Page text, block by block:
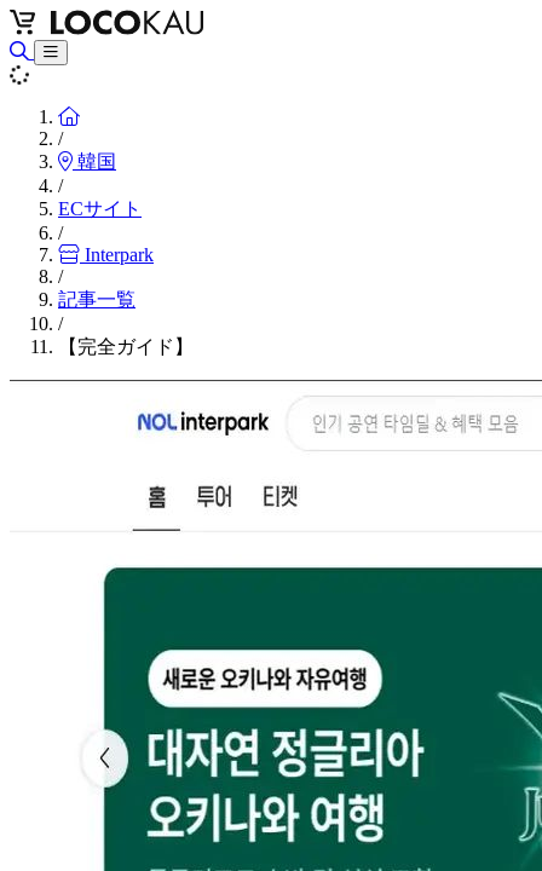
Home
/
韓国
/
ECサイト
/
Interpark
/
記事一覧
/
【完全ガイド】